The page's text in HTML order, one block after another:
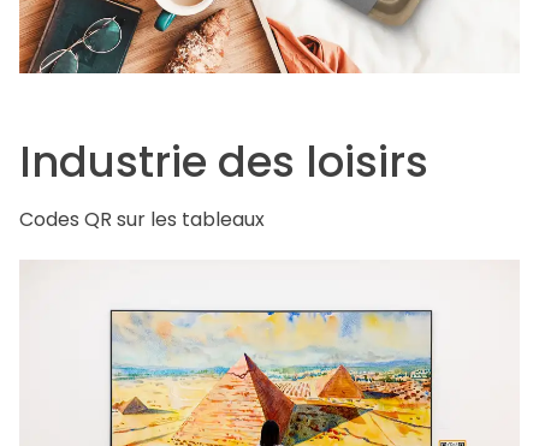
Industrie des loisirs
Codes QR sur les tableaux